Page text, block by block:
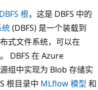
DBFS 根，这是 DBFS 中的
(DBFS) 是一个装载到
式文件系统，可以在
DBFS 在 Azure
组中实现为 Blob 存储实
根目录中 MLflow 模型 和